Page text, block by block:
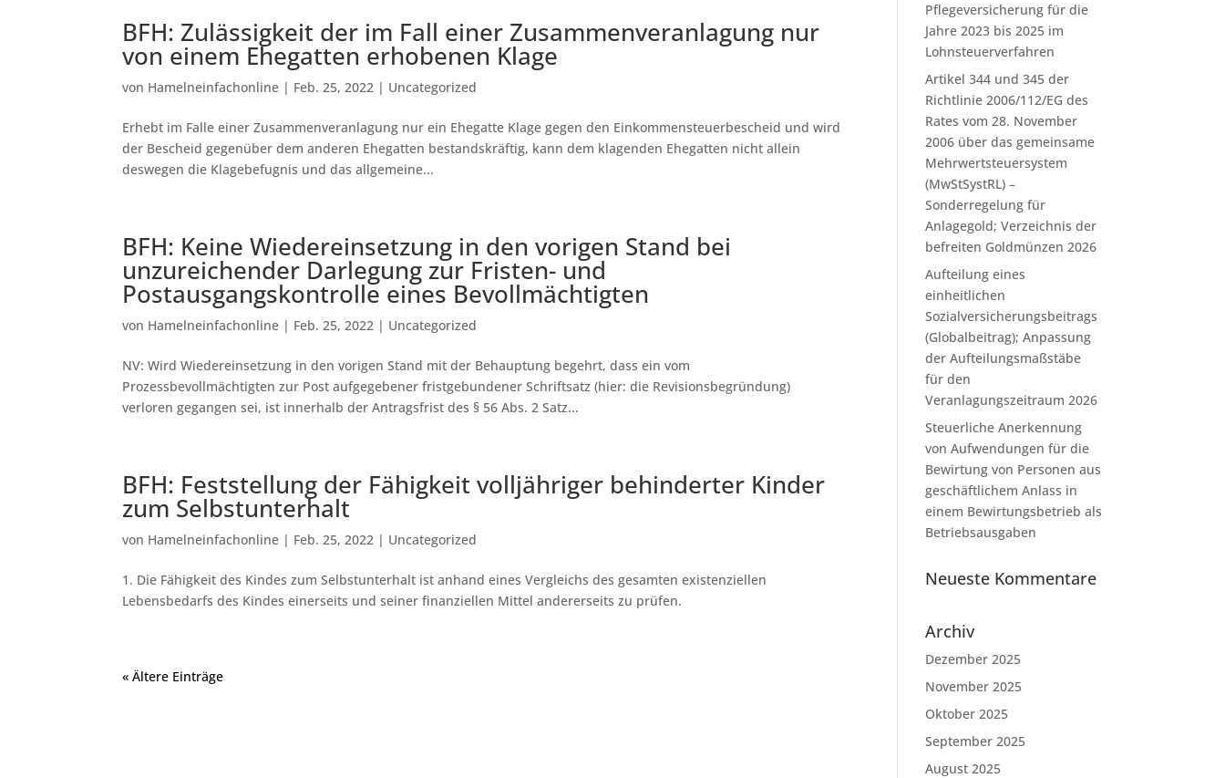
BFH: Zulässigkeit der im Fall einer Zusammenveranlagung nur
von einem Ehegatten erhobenen Klage
von Hamelneinfachonline | Feb. 25, 2022 | Uncategorized
Erhebt im Falle einer Zusammenveranlagung nur ein Ehegatte Klage gegen den Einkommensteuerbescheid und wird
der Bescheid gegenüber dem anderen Ehegatten bestandskräftig, kann dem klagenden Ehegatten nicht allein
deswegen die Klagebefugnis und das allgemeine...
BFH: Keine Wiedereinsetzung in den vorigen Stand bei
unzureichender Darlegung zur Fristen- und
Postausgangskontrolle eines Bevollmächtigten
von Hamelneinfachonline | Feb. 25, 2022 | Uncategorized
NV: Wird Wiedereinsetzung in den vorigen Stand mit der Behauptung begehrt, dass ein vom
Prozessbevollmächtigten zur Post aufgegebener fristgebundener Schriftsatz (hier: die Revisionsbegründung)
verloren gegangen sei, ist innerhalb der Antragsfrist des § 56 Abs. 2 Satz...
BFH: Feststellung der Fähigkeit volljähriger behinderter Kinder
zum Selbstunterhalt
von Hamelneinfachonline | Feb. 25, 2022 | Uncategorized
1. Die Fähigkeit des Kindes zum Selbstunterhalt ist anhand eines Vergleichs des gesamten existenziellen
Lebensbedarfs des Kindes einerseits und seiner finanziellen Mittel andererseits zu prüfen.
« Ältere Einträge
Pflegeversicherung für die
Jahre 2023 bis 2025 im
Lohnsteuerverfahren
Artikel 344 und 345 der
Richtlinie 2006/112/EG des
Rates vom 28. November
2006 über das gemeinsame
Mehrwertsteuersystem
(MwStSystRL) –
Sonderregelung für
Anlagegold; Verzeichnis der
befreiten Goldmünzen 2026
Aufteilung eines
einheitlichen
Sozialversicherungsbeitrags
(Globalbeitrag); Anpassung
der Aufteilungsmaßstäbe
für den
Veranlagungszeitraum 2026
Steuerliche Anerkennung
von Aufwendungen für die
Bewirtung von Personen aus
geschäftlichem Anlass in
einem Bewirtungsbetrieb als
Betriebsausgaben
Neueste Kommentare
Archiv
Dezember 2025
November 2025
Oktober 2025
September 2025
August 2025